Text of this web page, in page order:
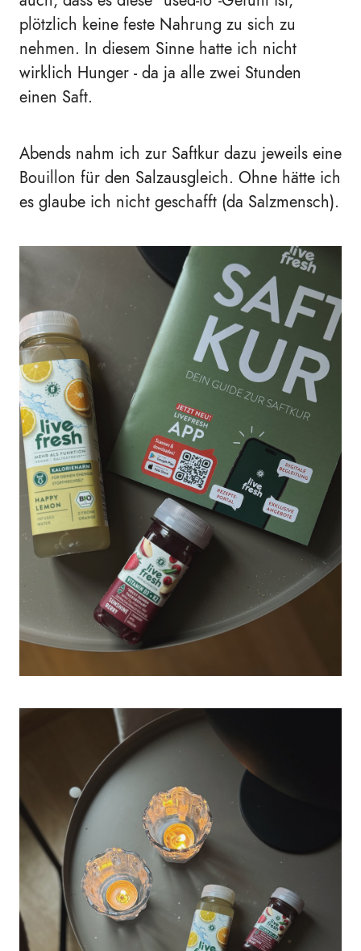
plötzlich keine feste Nahrung zu sich zu
nehmen. In diesem Sinne hatte ich nicht
wirklich Hunger - da ja alle zwei Stunden
einen Saft.
Abends nahm ich zur Saftkur dazu jeweils eine
Bouillon für den Salzausgleich. Ohne hätte ich
es glaube ich nicht geschafft (da Salzmensch).